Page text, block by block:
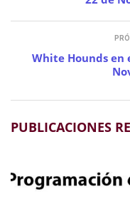
White Hounds en
PUBLICACIONES